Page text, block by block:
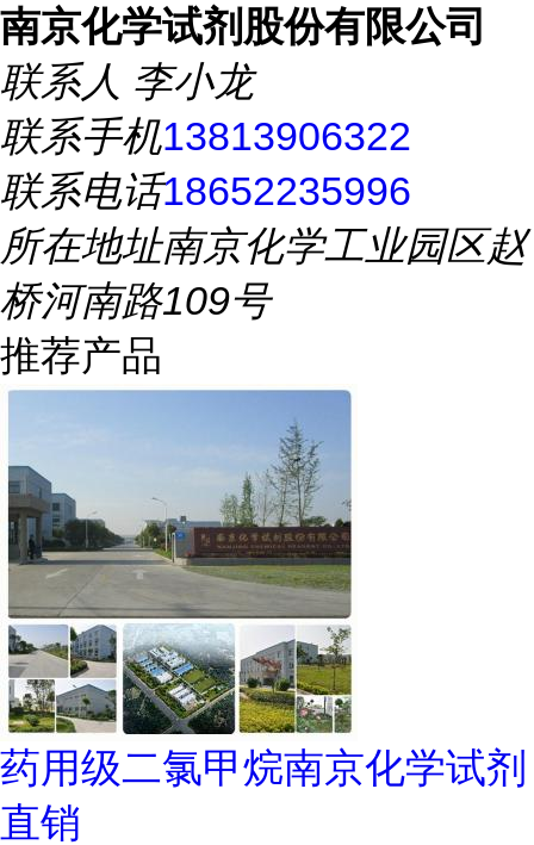
南京化学试剂股份有限公司
联系人 李小龙
联系手机13813906322
联系电话18652235996
所在地址南京化学工业园区赵
桥河南路109号
推荐产品
药用级二氯甲烷南京化学试剂
直销